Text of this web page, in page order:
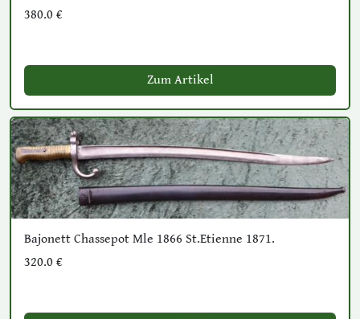
380.0 €
Zum Artikel
Bajonett Chassepot Mle 1866 St.Etienne 1871.
320.0 €